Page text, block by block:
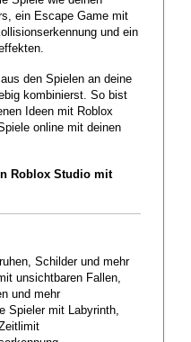
ein Escape Game mit
und ein
den Spielen an deine
kombinierst. So bist
Ideen mit Roblox
online mit deinen
Roblox Studio mit
Schilder und mehr
unsichtbaren Fallen,
und mehr
Spieler mit Labyrinth,